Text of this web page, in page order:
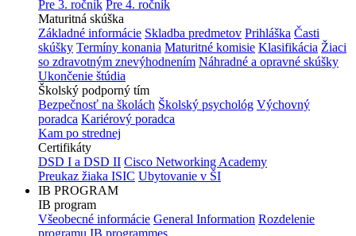
Pre 3. ročník Pre 4. ročník
Maturitná skúška
Základné informácie Skladba predmetov Prihláška Časti
skúšky Termíny konania Maturitné komisie Klasifikácia Žiaci
so zdravotným znevýhodnením Náhradné a opravné skúšky
Ukončenie štúdia
Školský podporný tím
Bezpečnosť na školách Školský psychológ Výchovný
poradca Kariérový poradca
Kam po strednej
Certifikáty
DSD I a DSD II Cisco Networking Academy
Preukaz žiaka ISIC Ubytovanie v ŠI
IB PROGRAM
IB program
Všeobecné informácie General Information Rozdelenie
programu IB programmes